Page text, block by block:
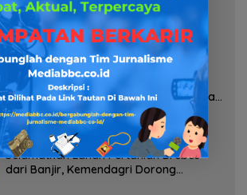
Karung Diduga Pasir Timah di Pos AL
Babel: Masih Kami Dalami
Agustus 7, 2026
Pelayanan Kinerja Dan Transparansi
Sanksi P2TL PLN Dipertanyakan, Upaya
Konfirmasi GM PLN UID S2JB Terkesan
Tutup Mata
Agustus 7, 2026
Selamatkan Lahan Pertanian Brebes
dari Banjir, Kemendagri Dorong